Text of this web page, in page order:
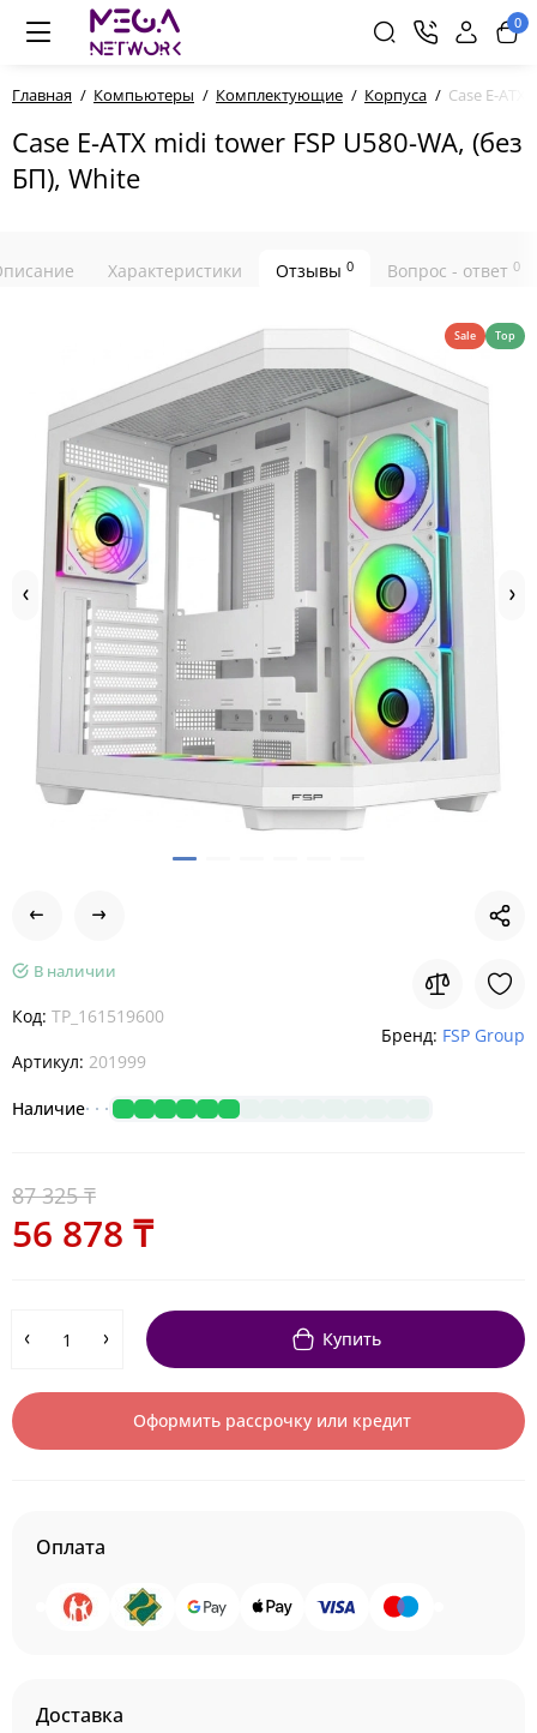
0
Главная Компьютеры Комплектующие Корпуса Case E-
Case E-ATX midi tower FSP U580-WA, (без
БП), White
Характеристики Отзывы 0 Вопрос - ответ 0
Sale Top
В наличии
Код: TP_161519600
Артикул: 201999
Наличие
Бренд: FSP Group
87 325 ₸
56 878 ₸
Купить
Оформить рассрочку или кредит
Оплата
Доставка